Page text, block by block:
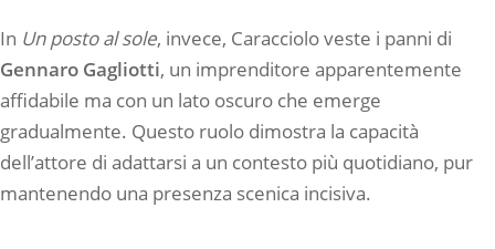
In Un posto al sole, invece, Caracciolo veste i panni di
Gennaro Gagliotti, un imprenditore apparentemente
affidabile ma con un lato oscuro che emerge
gradualmente. Questo ruolo dimostra la capacità
dell’attore di adattarsi a un contesto più quotidiano, pur
mantenendo una presenza scenica incisiva.